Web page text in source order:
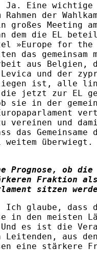
Ja. Eine
der
Meeting
dem die EL
»Europe for the
das gemeinsam
aus Belgien,
und der
ist, alle
jetzt zur EL
sie in der
vereinen und
das Gemeinsame
weitem überwiegt.
Prognose, ob
Fraktion
sitzen
Ich glaube, dass
in den meisten
es ist die
aus
eine stärkere